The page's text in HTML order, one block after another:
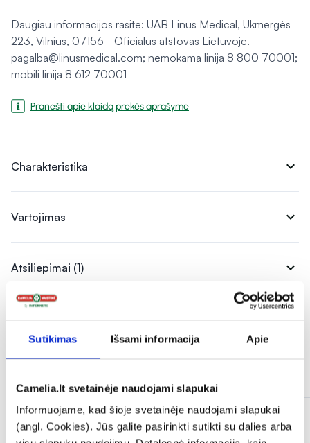
Sutikimas Išsami informacija Apie
Camelia.lt svetainėje naudojami slapukai
Informuojame, kad šioje svetainėje naudojami slapukai
(angl. Cookies). Jūs galite pasirinkti sutikti su dalies arba
Daugiau informacijos rasite: UAB Linus Medical, Ukmergės
223, Vilnius, 07156 - Oficialus atstovas Lietuvoje.
pagalba@linusmedical.com; nemokama linija 8 800 70001;
mobili linija 8 612 70001
Pranešti apie klaidą prekės aprašyme
Charakteristika expand_more
Vartojimas expand_more
Atsiliepimai (1) expand_more